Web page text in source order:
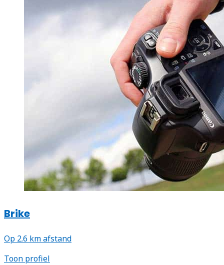
Brike
Op 2.6 km afstand
Toon profiel